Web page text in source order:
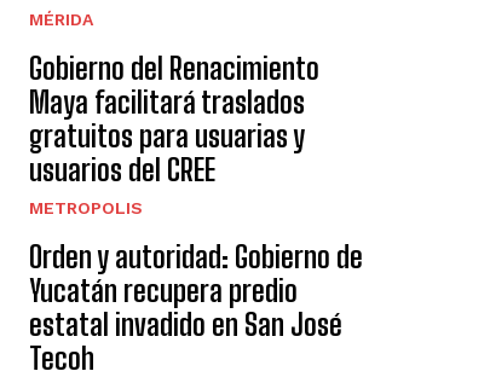
MÉRIDA
Gobierno del Renacimiento
Maya facilitará traslados
gratuitos para usuarias y
usuarios del CREE
METROPOLIS
Orden y autoridad: Gobierno de
Yucatán recupera predio
estatal invadido en San José
Tecoh